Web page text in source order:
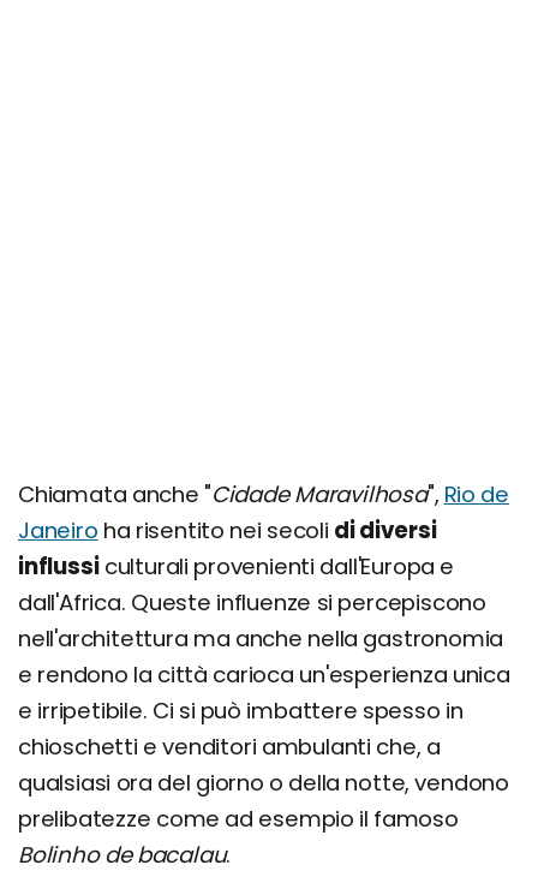
Chiamata anche "Cidade Maravilhosa", Rio de
Janeiro ha risentito nei secoli di diversi
influssiculturali provenienti dall'Europa e
dall'Africa. Queste influenze si percepiscono
nell'architettura ma anche nella gastronomia
e rendono la città carioca un'esperienza unica
e irripetibile. Ci si può imbattere spesso in
chioschetti e venditori ambulanti che, a
qualsiasi ora del giorno o della notte, vendono
prelibatezze come ad esempio il famoso
Bolinho de bacalau.